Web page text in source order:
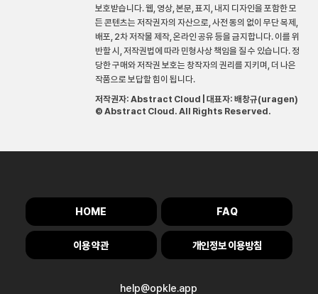
보호받습니다. 웹, 영상, 본문, 표지, 내지 디자인을 포함한 모
든 콘텐츠는 저작권자의 자산으로, 사전 동의 없이 무단 복제,
배포, 2차 저작물 제작, 온라인 공유 등을 금지합니다. 이를 위
반할 시, 저작권법에 따라 민형사상 책임을 질 수 있습니다. 정
당한 구매와 저작권 보호는 창작자의 권리를 지키며, 더 나은
작품으로 보답할 힘이 됩니다.
저작권자: Abstract Cloud | 대표자: 배창규(uragen)
© Abstract Cloud. All Rights Reserved.
HOME FAQ
이용 약관 개인정보 이용방침
help@opkle.app